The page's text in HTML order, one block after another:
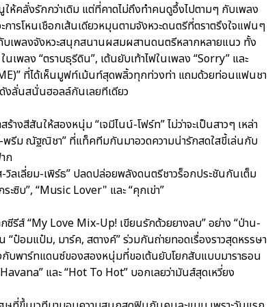
ห้คลั่งรักกว่าเดิม แต่ที่คาดไม่ถึงทำคนดูอึ้งไปตามๆ กับเพลง
การโหนเชือกเส้นเดียวหมุนตามจังหวะดนตรีที่ตราตรึงใจแฟนๆ
บเพลงจังหวะสนุกสนานผสมผสานดนตรีหลากหลายแนว ทั้ง
เพลง “ตราบธุรีดิน”, เต้นยับเท้าไฟในเพลง “Sorry” และ
ที่ได้เห็นมูฟท์เม้นท์สุดพลิ้วทุกท่วงท่า แถมด้วยท่อนแฟนชา
งลั่นสนั่นฮอลล์กันเลยทีเดียว
งสีสันให้สองหนุ่ม “เจมีไนน์-โฟร์ท” ไม่ว่าจะเป็นสาวๆ เหล่า
รีม ณัฐณิชา” ที่แท็คทีมกันมาอวดความน่ารักสดใสขี้เล่นกับ
ก
วิลเลี่ยม-เพิร์ธ” ปลดปล่อยพลังดนตรีชาวร็อกประชันกันเต็ม
ะซิบ”, “Music Lover" และ “คุกเข่า”
รีส์ “My Love Mix-Up! เขียนรักด้วยยางลบ” อย่าง “ป่าน-
ป๋อมแป๋ม, มาร์ค, สตางค์” ร่วมกันถ่ายทอดเรื่องราวสุดหรรษา
บพาร์ทแดนซ์ของสองหนุ่มที่ขอเต้นยับโยกสับแบบมาราธอน
และ “Hot To Hot” บอกเลยว่ามันส์สุดเหวี่ยง